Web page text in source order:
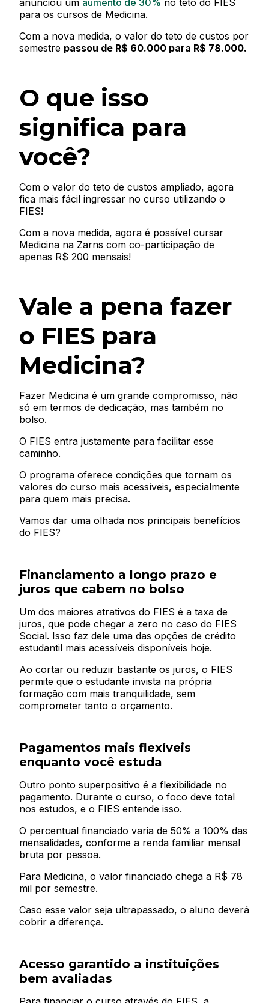
para os cursos de Medicina.
Com a nova medida, o valor do teto de custos por
semestre passou de R$ 60.000 para R$ 78.000.
O que isso
significa para
você?
Com o valor do teto de custos ampliado, agora
fica mais fácil ingressar no curso utilizando o
FIES!
Com a nova medida, agora é possível cursar
Medicina na Zarns com co-participação de
apenas R$ 200 mensais!
Vale a pena fazer
o FIES para
Medicina?
Fazer Medicina é um grande compromisso, não
só em termos de dedicação, mas também no
bolso.
O FIES entra justamente para facilitar esse
caminho.
O programa oferece condições que tornam os
valores do curso mais acessíveis, especialmente
para quem mais precisa.
Vamos dar uma olhada nos principais benefícios
do FIES?
Financiamento a longo prazo e
juros que cabem no bolso
Um dos maiores atrativos do FIES é a taxa de
juros, que pode chegar a zero no caso do FIES
Social. Isso faz dele uma das opções de crédito
estudantil mais acessíveis disponíveis hoje.
Ao cortar ou reduzir bastante os juros, o FIES
permite que o estudante invista na própria
formação com mais tranquilidade, sem
comprometer tanto o orçamento.
Pagamentos mais flexíveis
enquanto você estuda
Outro ponto superpositivo é a flexibilidade no
pagamento. Durante o curso, o foco deve total
nos estudos, e o FIES entende isso.
O percentual financiado varia de 50% a 100% das
mensalidades, conforme a renda familiar mensal
bruta por pessoa.
Para Medicina, o valor financiado chega a R$ 78
mil por semestre.
Caso esse valor seja ultrapassado, o aluno deverá
cobrir a diferença.
Acesso garantido a instituições
bem avaliadas